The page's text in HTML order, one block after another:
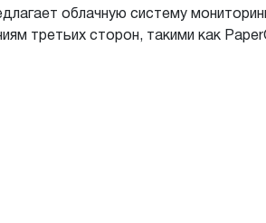
облачную систему
третьих сторон, такими как